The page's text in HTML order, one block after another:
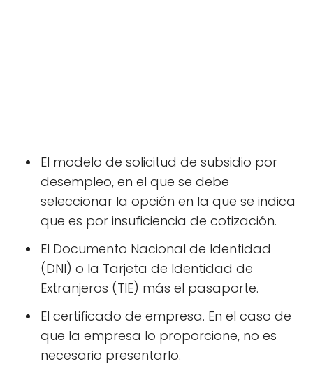
El modelo de solicitud de subsidio por
desempleo, en el que se debe
seleccionar la opción en la que se indica
que es por insuficiencia de cotización.
El Documento Nacional de Identidad
(DNI) o la Tarjeta de Identidad de
Extranjeros (TIE) más el pasaporte.
El certificado de empresa. En el caso de
que la empresa lo proporcione, no es
necesario presentarlo.